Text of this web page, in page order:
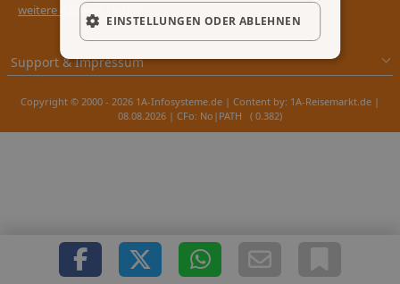
weitere 4 Sterne Hotels
Support & Impressum
Copyright © 2000 - 2026 1A-Infosysteme.de | Content by: 1A-Reisemarkt.de |
08.08.2026 | CFo: No|PATH ( 0.382)
EINSTELLUNGEN ODER ABLEHNEN